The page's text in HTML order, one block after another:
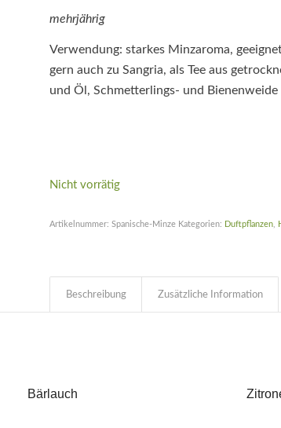
mehrjährig
Verwendung: starkes Minzaroma,
gern auch zu Sangria, als Tee aus
und Öl, Schmetterlings- und Bienenweide
Nicht vorrätig
Artikelnummer: Spanische-Minze Kategorien: Duftpflanzen,
Beschreibung Zusätzliche Information
Bärlauch